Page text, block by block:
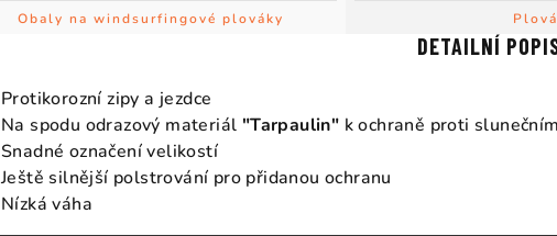
DETAILNÍ
Protikorozní zipy a jezdce
Na spodu odrazový materiál "Tarpaulin" k ochraně proti
Snadné označení velikostí
Ještě silnější polstrování pro přidanou ochranu
Nízká váha
Obaly na windsurfingové plováky